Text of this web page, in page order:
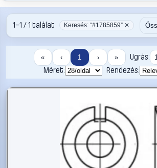
1–1 / 1 találat Keresés: “#1785859” ✕
« ‹ 1 › »
Ugrás:
Méret:
Rendezés: